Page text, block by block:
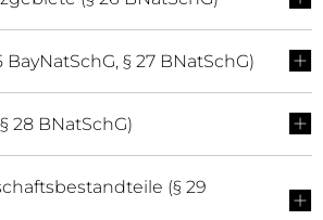
BayNatSchG, § 27 BNatSchG)
28 BNatSchG)
(§ 29